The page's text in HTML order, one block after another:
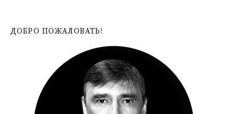
ДОБРО ПОЖАЛОВАТЬ!